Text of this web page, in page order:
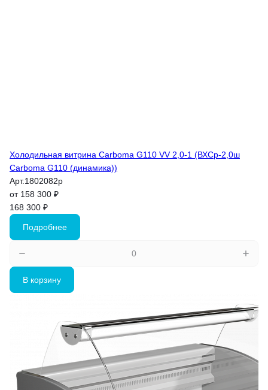
Холодильная витрина Carboma G110 VV 2,0-1 (ВХСр-2,0ш
Carboma G110 (динамика))
Арт.1802082p
от 158 300 ₽
168 300 ₽
Подробнее
В корзину